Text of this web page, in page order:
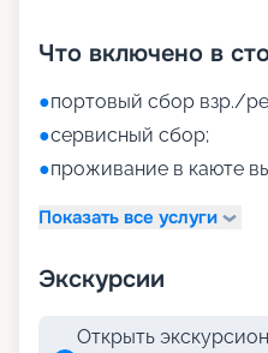
Что включено в
●портовый сбор взр./
●сервисный сбор;
●проживание в каюте
Показать все услуги
Экскурсии
Открыть